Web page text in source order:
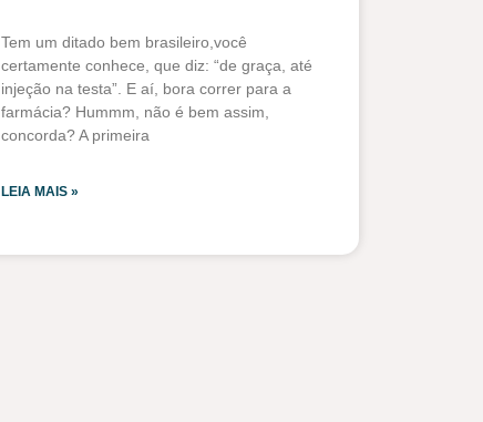
Tem um ditado bem brasileiro,você
certamente conhece, que diz: “de graça, até
injeção na testa”. E aí, bora correr para a
farmácia? Hummm, não é bem assim,
concorda? A primeira
LEIA MAIS »